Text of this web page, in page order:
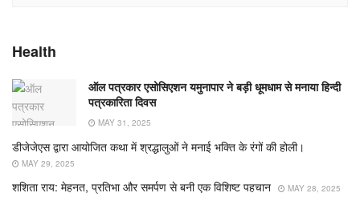
Health
ऑल पत्रकार एसोसिएशन यमुनापार ने बड़ी धूमधाम से मनाया हिन्दी
पत्रकारिता दिवस
MAY 31, 2025
डीजेजेएस द्वारा आयोजित कथा में श्रद्धालुओं ने मनाई भक्ति के रंगों की होली।
MAY 29, 2025
शशिता राय: मेहनत, प्रतिभा और समर्पण से बनी एक विशिष्ट पहचान MAY 28, 2025